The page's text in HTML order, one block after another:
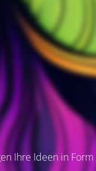
Ihre Ideen in